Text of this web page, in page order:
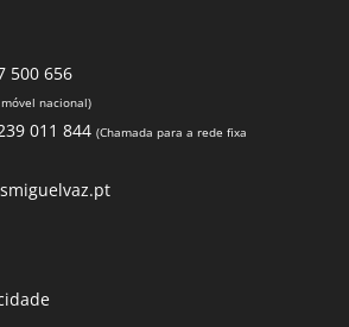
500 656
nacional)
011 844 (Chamada para a rede fixa